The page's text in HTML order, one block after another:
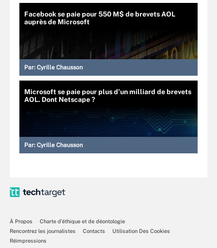
Facebook se paie pour 550 M$ de brevets AOL
auprès de Microsoft
Par: Cyrille Chausson
Microsoft se paie pour plus d’un milliard de brevets
AOL. Dont Netscape ?
Par: Cyrille Chausson
À Propos
Charte d’éthique et de déontologie
Rencontrez les journalistes
Contacts
Utilisation Des Cookies
Réimpressions